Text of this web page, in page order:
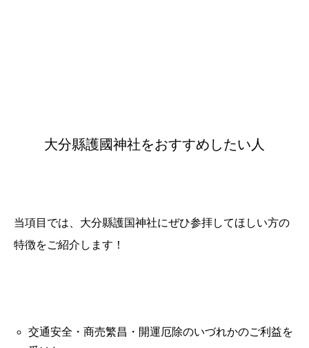
大分縣護國神社をおすすめしたい人
当項目では、大分縣護国神社にぜひ参拝してほしい方の
特徴をご紹介します！
交通安全・商売繁昌・開運厄除のいづれかのご利益を
誕生日ランキング 金運神社 金運財布 姓名判断